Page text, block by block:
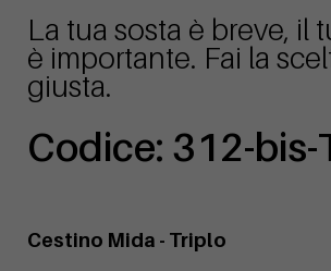
La tua sosta è breve, il
è importante. Fai la
giusta.
Codice: 312-bis-
Cestino Mida - Triplo